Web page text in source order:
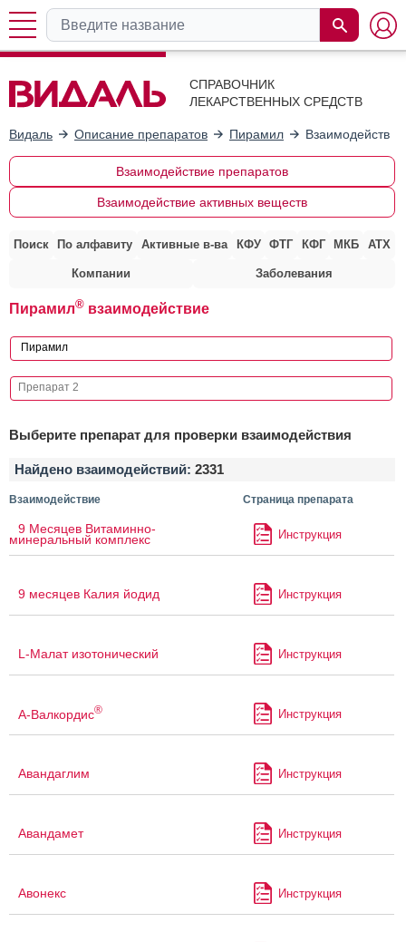
СПРАВОЧНИК
ЛЕКАРСТВЕННЫХ СРЕДСТВ
Видаль Описание препаратов Пирамил
Взаимодействие препаратов
Взаимодействие активных веществ
Поиск По алфавиту Активные в-ва КФУ ФТГ КФГ МКБ АТХ
Компании Заболевания
Пирамил® взаимодействие
Выберите препарат для проверки взаимодействия
Найдено взаимодействий: 2331
Взаимодействие Страница препарата
9 Месяцев Витаминно-
минеральный комплекс Инструкция
9 месяцев Калия йодид Инструкция
L-Малат изотонический Инструкция
А-Валкордис® Инструкция
Авандаглим Инструкция
Авандамет Инструкция
Авонекс Инструкция